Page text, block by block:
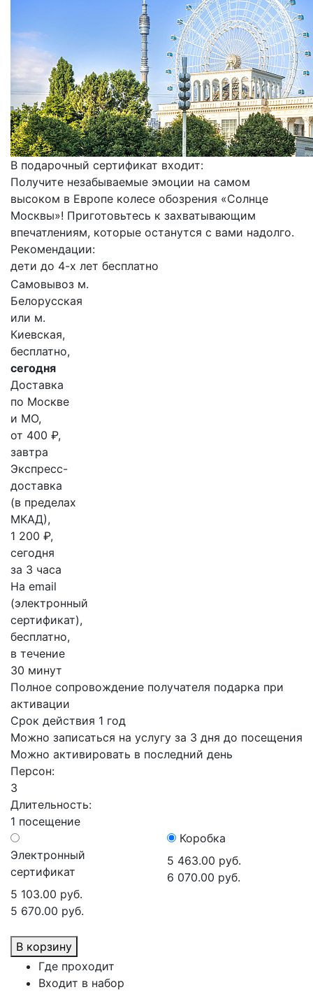
В подарочный сертификат входит:
Получите незабываемые эмоции на самом
высоком в Европе колесе обозрения «Солнце
Москвы»! Приготовьтесь к захватывающим
впечатлениям, которые останутся с вами надолго.
Рекомендации:
дети до 4-х лет бесплатно
Самовывоз м.
Белорусская
или м.
Киевская,
бесплатно,
сегодня
Доставка
по Москве
и МО,
от 400 ₽,
завтра
Экспресс-
доставка
(в пределах
МКАД),
1 200 ₽,
сегодня
за 3 часа
На email
(электронный
сертификат),
бесплатно,
в течение
30 минут
Полное сопровождение получателя подарка при
активации
Срок действия 1 год
Можно записаться на услугу за 3 дня до посещения
Можно активировать в последний день
Персон:
3
Длительность:
1 посещение
Электронный
сертификат
5 103.00 руб.
5 670.00 руб.
Коробка
5 463.00 руб.
6 070.00 руб.
В корзину
Где проходит
Входит в набор